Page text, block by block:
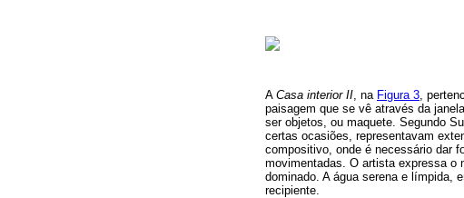
A Casa interior II , na Figura 3 ,
paisagem que se vê através da
ser objetos, ou maquete. Segundo
certas ocasiões, representavam
compositivo, onde é necessário dar
movimentadas. O artista expressa o
dominado. A água serena e límpida,
recipiente.